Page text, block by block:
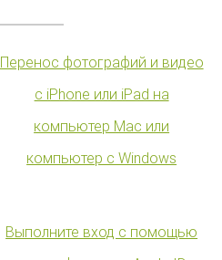
Перенос фотографий и видео
с iPhone или iPad на
компьютер Mac или
компьютер с Windows
Выполните вход с помощью